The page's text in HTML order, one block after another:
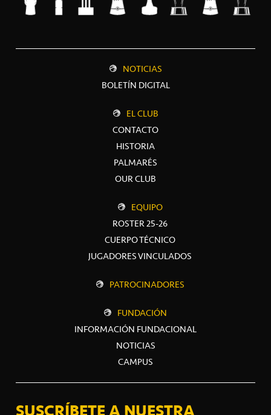
NOTICIAS
BOLETÍN DIGITAL
EL CLUB
CONTACTO
HISTORIA
PALMARÉS
OUR CLUB
EQUIPO
ROSTER 25-26
CUERPO TÉCNICO
JUGADORES VINCULADOS
PATROCINADORES
FUNDACIÓN
INFORMACIÓN FUNDACIONAL
NOTICIAS
CAMPUS